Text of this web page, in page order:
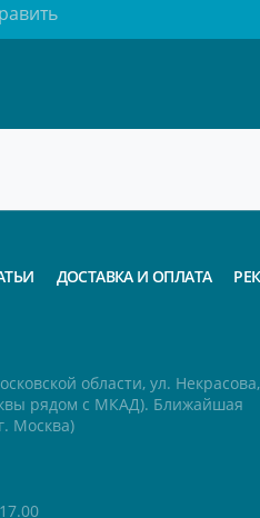
ДОСТАВКА И ОПЛАТА
области, ул.
рядом с МКАД). Ближайшая
Москва)